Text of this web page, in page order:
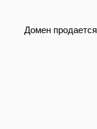
Домен продается